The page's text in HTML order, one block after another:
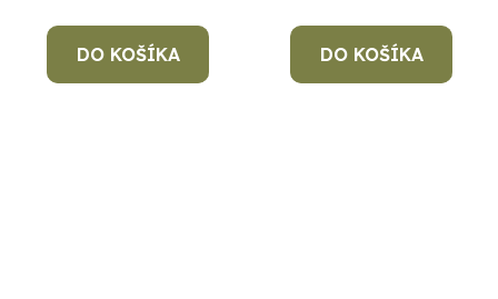
DO KOŠÍKA DO KOŠÍKA